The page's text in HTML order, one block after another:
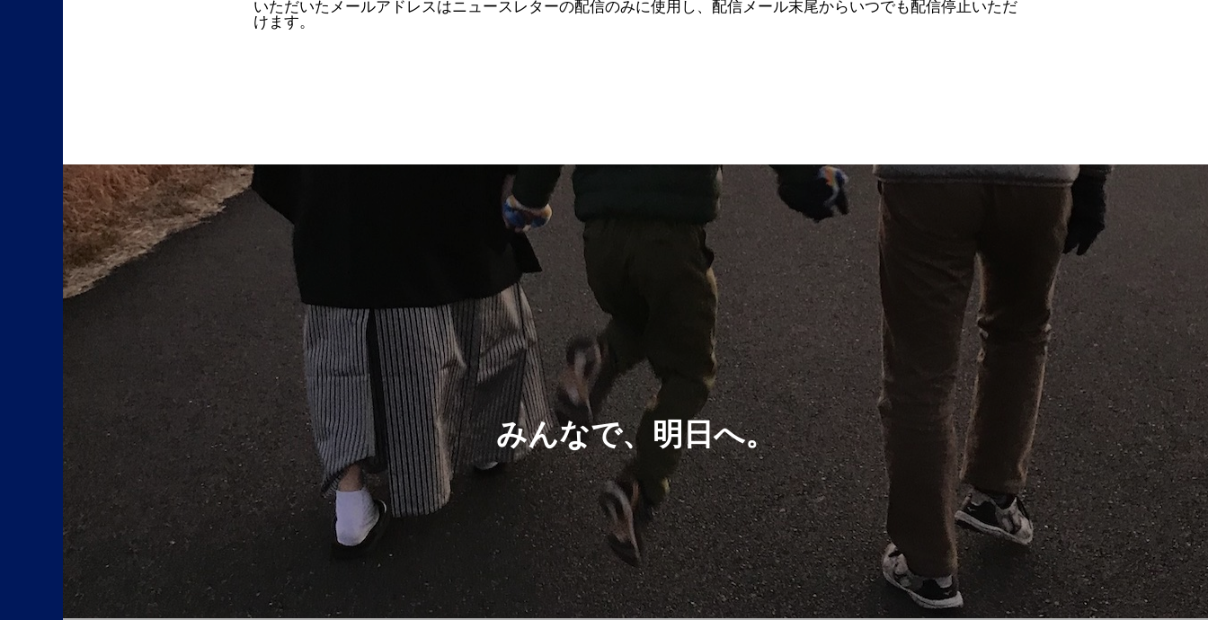
いただいたメールアドレスはニュースレターの配信のみに使用し、配信メール末尾からいつでも配信停止いただ
けます。
みんなで、明日へ。